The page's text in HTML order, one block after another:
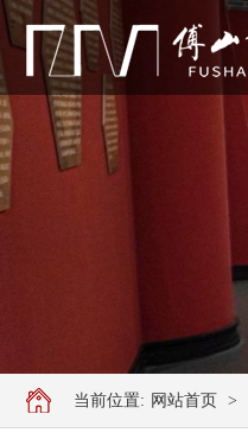
当前位置: 网站首页 >